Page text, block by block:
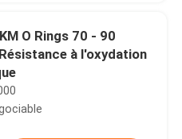
O Rings 70 - 90
à l'oxydation